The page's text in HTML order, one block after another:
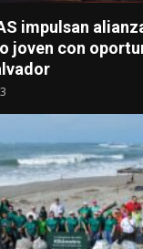
impulsan
joven con